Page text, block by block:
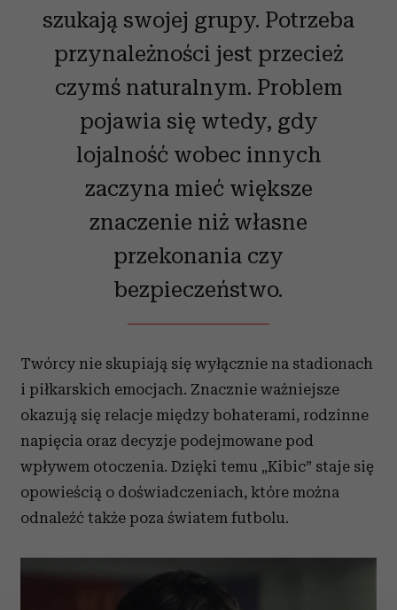
szukają swojej grupy. Potrzeba
przynależności jest przecież
czymś naturalnym. Problem
pojawia się wtedy, gdy
lojalność wobec innych
zaczyna mieć większe
znaczenie niż własne
przekonania czy
bezpieczeństwo.
Twórcy nie skupiają się wyłącznie na stadionach
i piłkarskich emocjach. Znacznie ważniejsze
okazują się relacje między bohaterami, rodzinne
napięcia oraz decyzje podejmowane pod
wpływem otoczenia. Dzięki temu „Kibic” staje się
opowieścią o doświadczeniach, które można
odnaleźć także poza światem futbolu.